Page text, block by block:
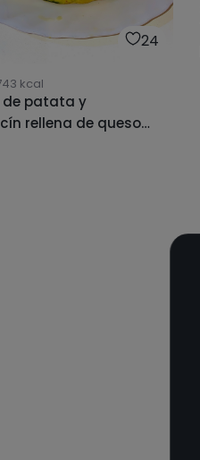
24
kcal
de patata y
rellena de queso